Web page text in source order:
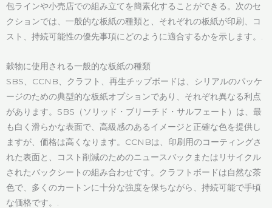
包ラインや小売店での組み立てを簡素化することができる。次のセ
クションでは、一般的な板紙の種類と、それぞれの板紙が印刷、コ
スト、持続可能性の優先事項にどのように適合するかを示します。.
穀物に使用される一般的な板紙の種類
SBS、CCNB、クラフト、再生チップボードは、シリアルのパッケ
ージのための典型的な板紙オプションであり、それぞれ異なる利点
があります。SBS（ソリッド・ブリーチド・サルフェート）は、最
も白く滑らかな表面で、高級感のあるイメージと正確な色を提供し
ますが、価格は高くなります。CCNBは、印刷用のコーティングさ
れた表面と、コスト削減のためのニュースバックまたはリサイクル
されたバックシートの組み合わせです。クラフトボードは自然な茶
色で、多くのカートンに十分な強度を保ちながら、持続可能で手頃
な価格です。.